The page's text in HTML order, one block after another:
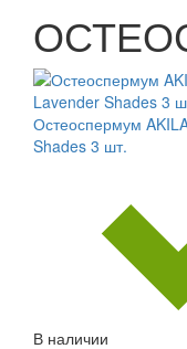
Остеоспермум
Shades 3 шт.
В наличии